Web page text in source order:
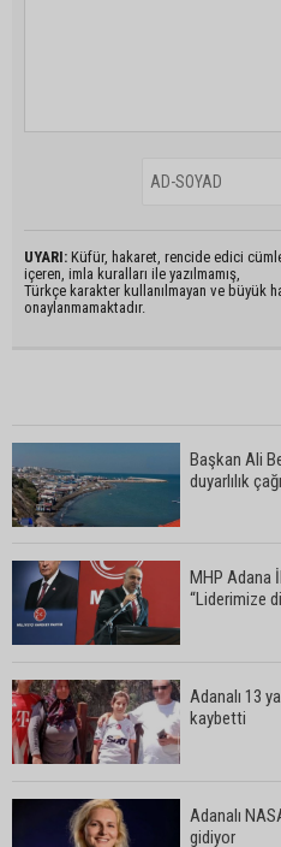
UYARI: Küfür, hakaret, rencide edici
içeren, imla kuralları ile yazılmamış,
Türkçe karakter kullanılmayan ve büyük
onaylanmamaktadır.
Başkan Ali
duyarlılık
MHP Adana
“Liderimize
Adanalı 13
kaybetti
Adanalı
gidiyor